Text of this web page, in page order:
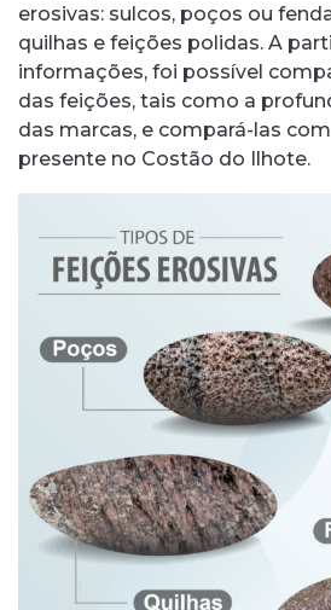
erosivas: sulcos, poços ou
quilhas e feições polidas. A
informações, foi possível
das feições, tais como a
das marcas, e compará-las
presente no Costão do Ilhote.